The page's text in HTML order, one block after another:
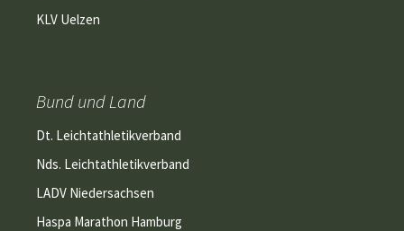
KLV Uelzen
Bund und Land
Dt. Leichtathletikverband
Nds. Leichtathletikverband
LADV Niedersachsen
Haspa Marathon Hamburg